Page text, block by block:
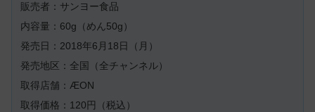
販売者：サンヨー食品
内容量：60g（めん50g）
発売日：2018年6月18日（月）
発売地区：全国（全チャンネル）
取得店舗：ÆON
取得価格：120円（税込）